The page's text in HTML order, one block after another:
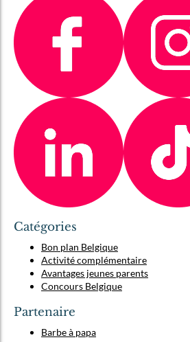
Catégories
Bon plan Belgique
Activité complémentaire
Avantages jeunes parents
Concours Belgique
Partenaire
Barbe à papa